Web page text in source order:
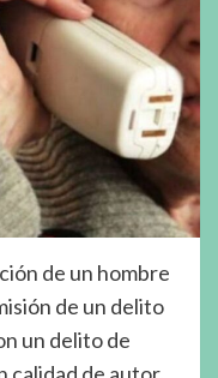
de un hombre
de un delito
un delito de